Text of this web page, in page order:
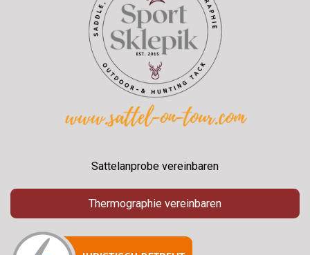
Sattelanprobe vereinbaren
Thermographie vereinbaren